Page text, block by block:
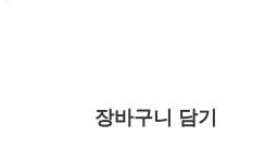
장바구니 담기